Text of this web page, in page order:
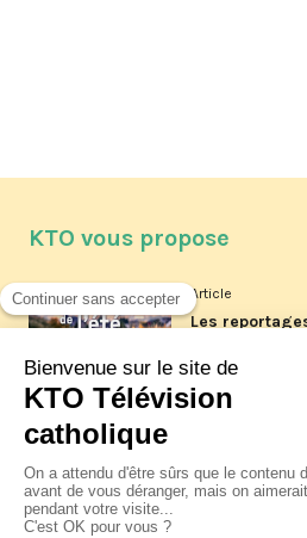
KTO vous propose
Article
Les
Article
La visite
jeudi 6 août